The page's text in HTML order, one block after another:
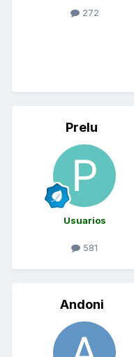
272
Prelu
Usuarios
581
Andoni